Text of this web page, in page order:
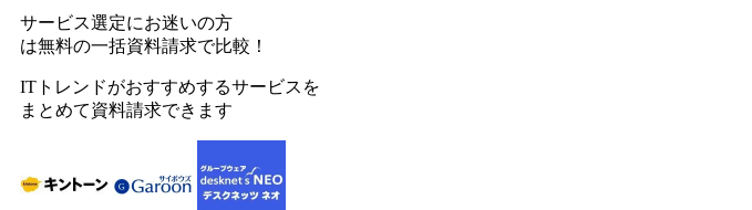
サービス選定にお迷いの方
は無料の一括資料請求で比較！
ITトレンドがおすすめするサービスを
まとめて資料請求できます